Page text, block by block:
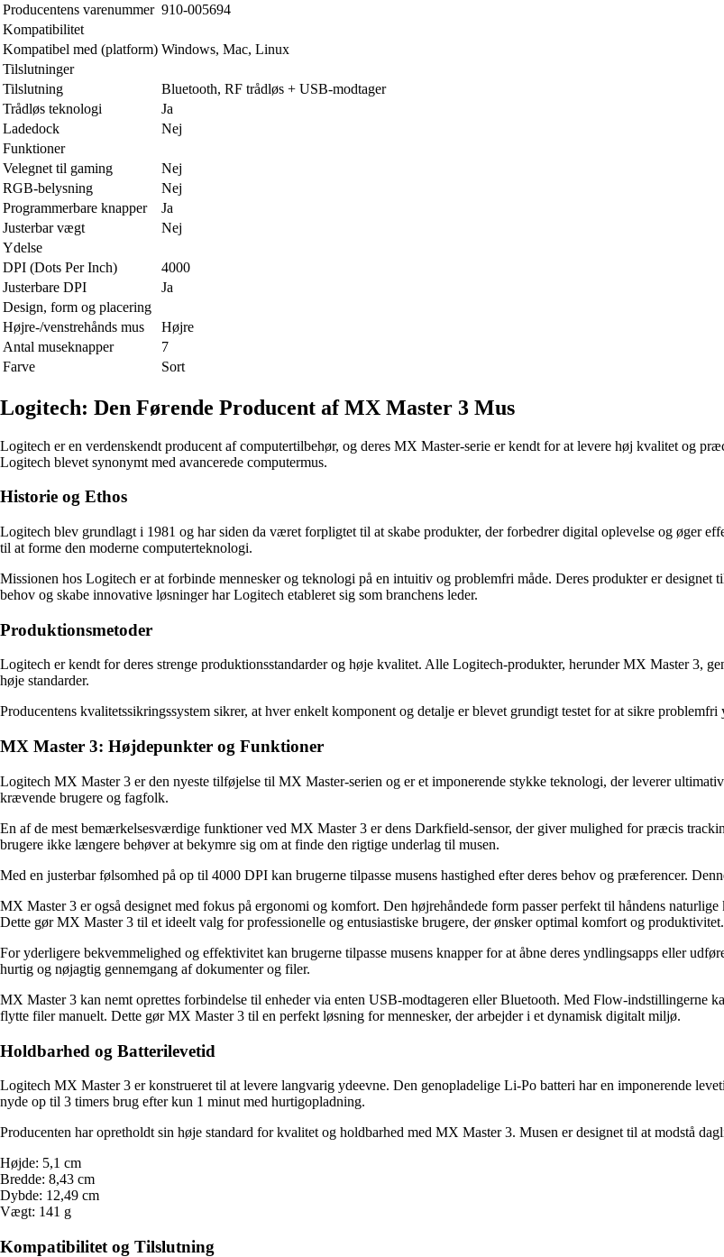
Producentens varenummer 910-005694
Kompatibilitet
Kompatibel med (platform) Windows, Mac, Linux
Tilslutninger
Tilslutning
Bluetooth, RF trådløs + USB-modtager
Trådløs teknologi
Ja
Ladedock
Nej
Funktioner
Velegnet til gaming
Nej
RGB-belysning
Nej
Programmerbare knapper
Ja
Justerbar vægt
Nej
Ydelse
DPI (Dots Per Inch)
4000
Justerbare DPI
Ja
Design, form og placering
Højre-/venstrehånds mus
Højre
Antal museknapper
7
Farve
Sort
Logitech: Den Førende Producent af MX Master 3 Mus
Logitech er en verdenskendt producent af computertilbehør, og deres MX Master-serie er kendt for at levere høj kvalitet og
Logitech blevet synonymt med avancerede computermus.
Historie og Ethos
Logitech blev grundlagt i 1981 og har siden da været forpligtet til at skabe produkter, der forbedrer digital oplevelse og øger
til at forme den moderne computerteknologi.
Missionen hos Logitech er at forbinde mennesker og teknologi på en intuitiv og problemfri måde. Deres produkter er designet
behov og skabe innovative løsninger har Logitech etableret sig som branchens leder.
Produktionsmetoder
Logitech er kendt for deres strenge produktionsstandarder og høje kvalitet. Alle Logitech-produkter, herunder MX Master 3,
høje standarder.
Producentens kvalitetssikringssystem sikrer, at hver enkelt komponent og detalje er blevet grundigt testet for at sikre
MX Master 3: Højdepunkter og Funktioner
Logitech MX Master 3 er den nyeste tilføjelse til MX Master-serien og er et imponerende stykke teknologi, der leverer
krævende brugere og fagfolk.
En af de mest bemærkelsesværdige funktioner ved MX Master 3 er dens Darkfield-sensor, der giver mulighed for præcis
brugere ikke længere behøver at bekymre sig om at finde den rigtige underlag til musen.
Med en justerbar følsomhed på op til 4000 DPI kan brugerne tilpasse musens hastighed efter deres behov og præferencer.
MX Master 3 er også designet med fokus på ergonomi og komfort. Den højrehåndede form passer perfekt til håndens
Dette gør MX Master 3 til et ideelt valg for professionelle og entusiastiske brugere, der ønsker optimal komfort og produktivitet.
For yderligere bekvemmelighed og effektivitet kan brugerne tilpasse musens knapper for at åbne deres yndlingsapps eller
hurtig og nøjagtig gennemgang af dokumenter og filer.
MX Master 3 kan nemt oprettes forbindelse til enheder via enten USB-modtageren eller Bluetooth. Med Flow-indstillingerne
flytte filer manuelt. Dette gør MX Master 3 til en perfekt løsning for mennesker, der arbejder i et dynamisk digitalt miljø.
Holdbarhed og Batterilevetid
Logitech MX Master 3 er konstrueret til at levere langvarig ydeevne. Den genopladelige Li-Po batteri har en imponerende
nyde op til 3 timers brug efter kun 1 minut med hurtigopladning.
Producenten har opretholdt sin høje standard for kvalitet og holdbarhed med MX Master 3. Musen er designet til at modstå
Højde: 5,1 cm
Bredde: 8,43 cm
Dybde: 12,49 cm
Vægt: 141 g
Kompatibilitet og Tilslutning